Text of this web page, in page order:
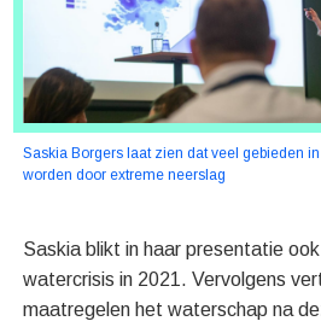
Saskia Borgers laat zien dat veel gebieden
worden door extreme neerslag
Saskia blikt in haar presentatie
watercrisis in 2021. Vervolgens
maatregelen het waterschap na